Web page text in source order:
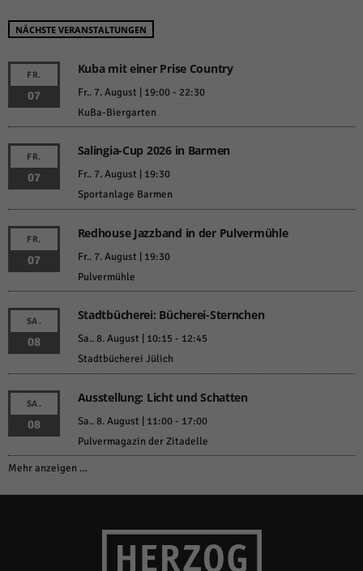
NÄCHSTE VERANSTALTUNGEN
FR.
07
Kuba mit einer Prise Country
Fr.. 7. August | 19:00- 22:30
KuBa-Biergarten
FR.
07
Salingia-Cup 2026 in Barmen
Fr.. 7. August | 19:30
Sportanlage Barmen
FR.
07
Redhouse Jazzband in der Pulvermühle
Fr.. 7. August | 19:30
Pulvermühle
SA.
08
Stadtbücherei: Bücherei-Sternchen
Sa.. 8. August | 10:15 - 12:45
Stadtbücherei Jülich
SA.
08
Ausstellung: Licht und Schatten
Sa.. 8. August | 11:00- 17:00
Pulvermagazin der Zitadelle
Mehr anzeigen …